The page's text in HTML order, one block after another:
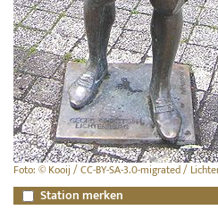
Foto: © Kooij / CC-BY-SA-3.0-migrated /
Station merken